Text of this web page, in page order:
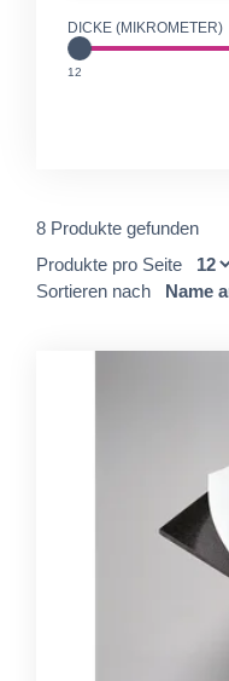
DICKE (MIKROMETER)
12
8 Produkte gefunden
Produkte pro Seite
Sortieren nach